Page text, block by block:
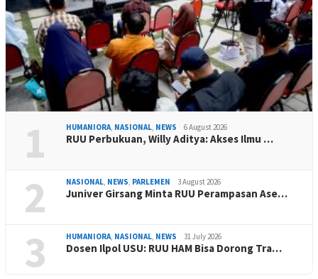
1 HUMANIORA NASIONAL NEWS 6 August 2026
RUU Perbukuan, Willy Aditya: Akses Ilmu …
2 NASIONAL NEWS PARLEMEN 3 August 2026
Juniver Girsang Minta RUU Perampasan Ase…
3 HUMANIORA NASIONAL NEWS 31 July 2026
Dosen Ilpol USU: RUU HAM Bisa Dorong Tra…